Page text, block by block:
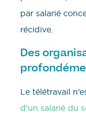
par salarié
récidive.
Des
Le télétravail
d’un salarié du